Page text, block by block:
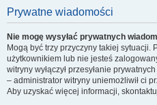
Prywatne wiadomości
Nie mogę wysyłać prywatnych
Mogą być trzy przyczyny takiej
użytkownikiem lub nie jesteś
witryny wyłączył przesyłanie
– administrator witryny uniemożliwił ci
Aby uzyskać więcej informacji,